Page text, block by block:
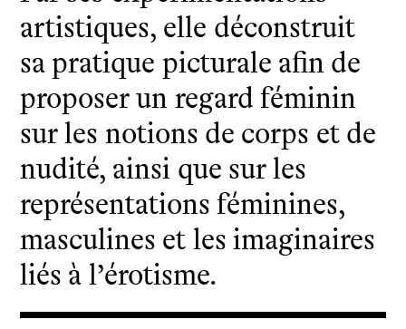
artistiques, elle déconstruit
sa pratique picturale afin de
proposer un regard féminin
sur les notions de corps et de
nudité, ainsi que sur les
représentations féminines,
masculines et les imaginaires
liés à l’érotisme.